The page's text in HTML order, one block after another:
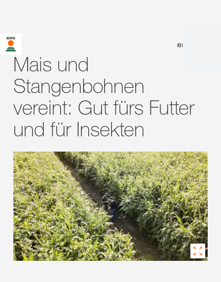
en
Mais und
Stangenbohnen
vereint: Gut fürs Futter
und für Insekten